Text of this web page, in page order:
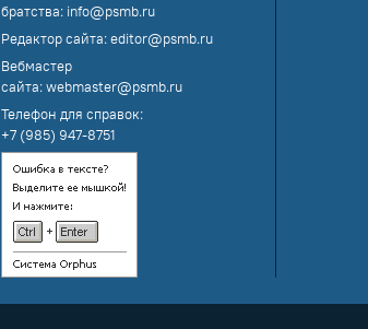
братства: info@psmb.ru
Редактор сайта:editor@psmb.ru
Вебмастер
сайта:webmaster@psmb.ru
Телефон для справок:
+7 (985) 947-8751